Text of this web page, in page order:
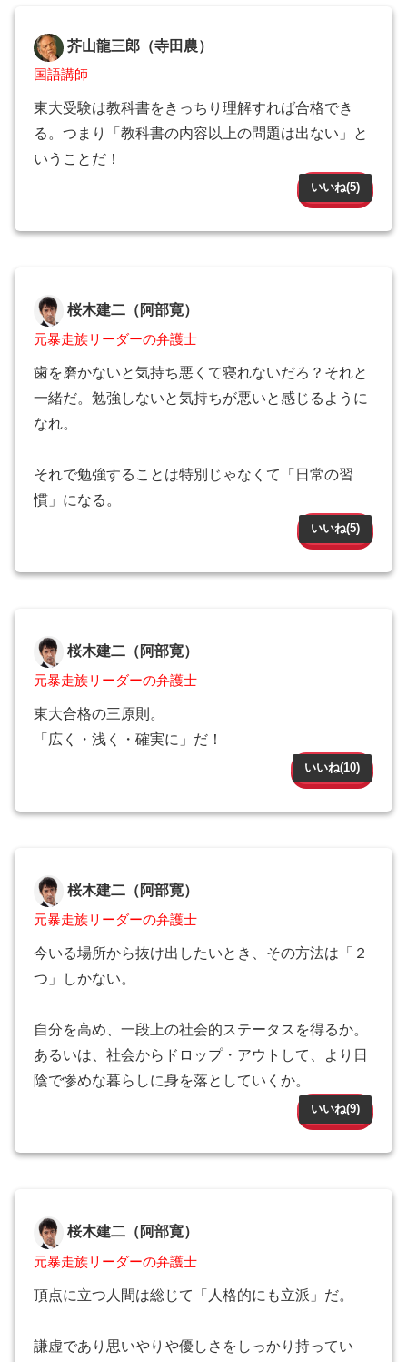
芥山龍三郎（寺田農）
国語講師
東大受験は教科書をきっちり理解すれば合格でき
る。つまり「教科書の内容以上の問題は出ない」と
いうことだ！
いいね(5)
桜木建二（阿部寛）
元暴走族リーダーの弁護士
歯を磨かないと気持ち悪くて寝れないだろ？それと
一緒だ。勉強しないと気持ちが悪いと感じるように
なれ。
それで勉強することは特別じゃなくて「日常の習
慣」になる。
いいね(5)
桜木建二（阿部寛）
元暴走族リーダーの弁護士
東大合格の三原則。
「広く・浅く・確実に」だ！
いいね(10)
桜木建二（阿部寛）
元暴走族リーダーの弁護士
今いる場所から抜け出したいとき、その方法は「２
つ」しかない。
自分を高め、一段上の社会的ステータスを得るか。
あるいは、社会からドロップ・アウトして、より日
陰で惨めな暮らしに身を落としていくか。
いいね(9)
桜木建二（阿部寛）
元暴走族リーダーの弁護士
頂点に立つ人間は総じて「人格的にも立派」だ。
謙虚であり思いやりや優しさをしっかり持ってい